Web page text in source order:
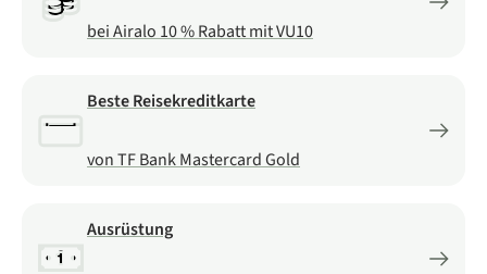
bei Airalo 10 % Rabatt mit VU10
Beste Reisekreditkarte
von TF Bank Mastercard Gold
Ausrüstung